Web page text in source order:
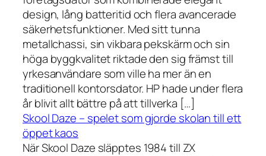
design, lång batteritid och flera avancerade
säkerhetsfunktioner. Med sitt tunna
metallchassi, sin vikbara pekskärm och sin
höga byggkvalitet riktade den sig främst till
yrkesanvändare som ville ha mer än en
traditionell kontorsdator. HP hade under flera
år blivit allt bättre på att tillverka […]
Skool Daze – spelet som gjorde skolan till ett
öppet kaos
När Skool Daze släpptes 1984 till ZX